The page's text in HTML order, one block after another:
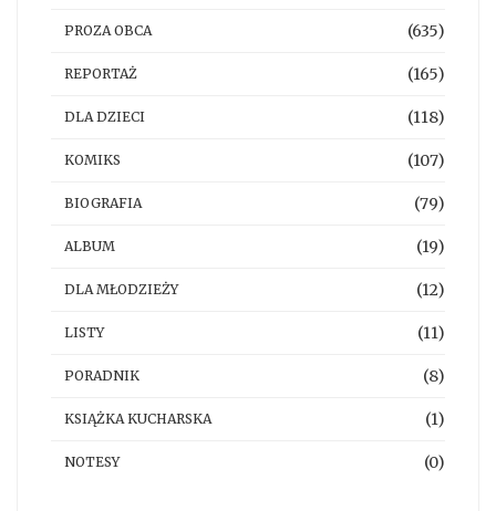
PROZA OBCA (635)
REPORTAŻ (165)
DLA DZIECI (118)
KOMIKS (107)
BIOGRAFIA (79)
ALBUM (19)
DLA MŁODZIEŻY (12)
LISTY (11)
PORADNIK (8)
KSIĄŻKA KUCHARSKA (1)
NOTESY (0)